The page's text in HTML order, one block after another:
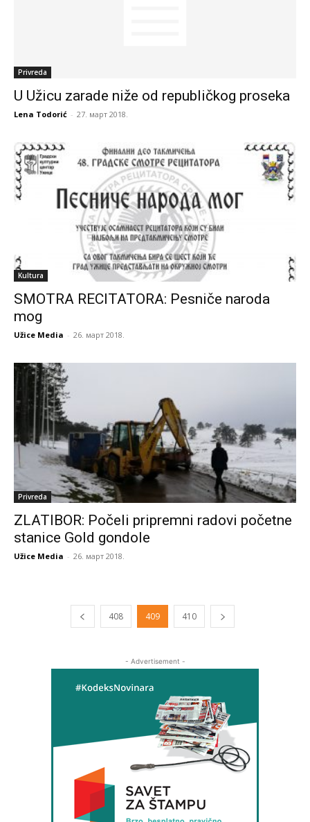
Privreda
U Užicu zarade niže od republičkog proseka
Lena Todorić - 27. март 2018.
Kultura
SMOTRA RECITATORA: Pesniče naroda
mog
Užice Media - 26. март 2018.
Privreda
ZLATIBOR: Počeli pripremni radovi početne
stanice Gold gondole
Užice Media - 26. март 2018.
408 409 410
- Advertisement -